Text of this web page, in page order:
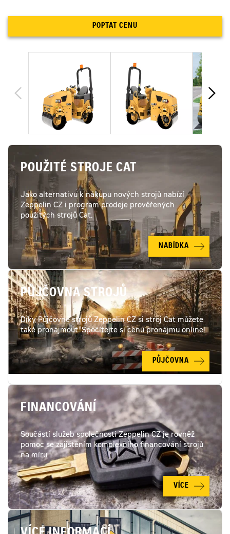
POPTAT CENU
POUŽITÉ STROJE CAT
Jako alternativu k nákupu nových strojů nabízí
Zeppelin CZ i program prodeje prověřených
použitých strojů Cat.
NABÍDKA
PŮJČOVNA STROJŮ
Díky Půjčovně strojů Zeppelin CZ si stroj Cat můžete
také pronajmout. Spočítejte si cenu pronájmu online!
PŮJČOVNA
FINANCOVÁNÍ
Součástí služeb společnosti Zeppelin CZ je rovněž
pomoc se zajištěním komplexního financování strojů
na míru.
VÍCE